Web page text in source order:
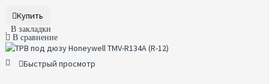
Купить
В закладки
В сравнение
Быстрый просмотр